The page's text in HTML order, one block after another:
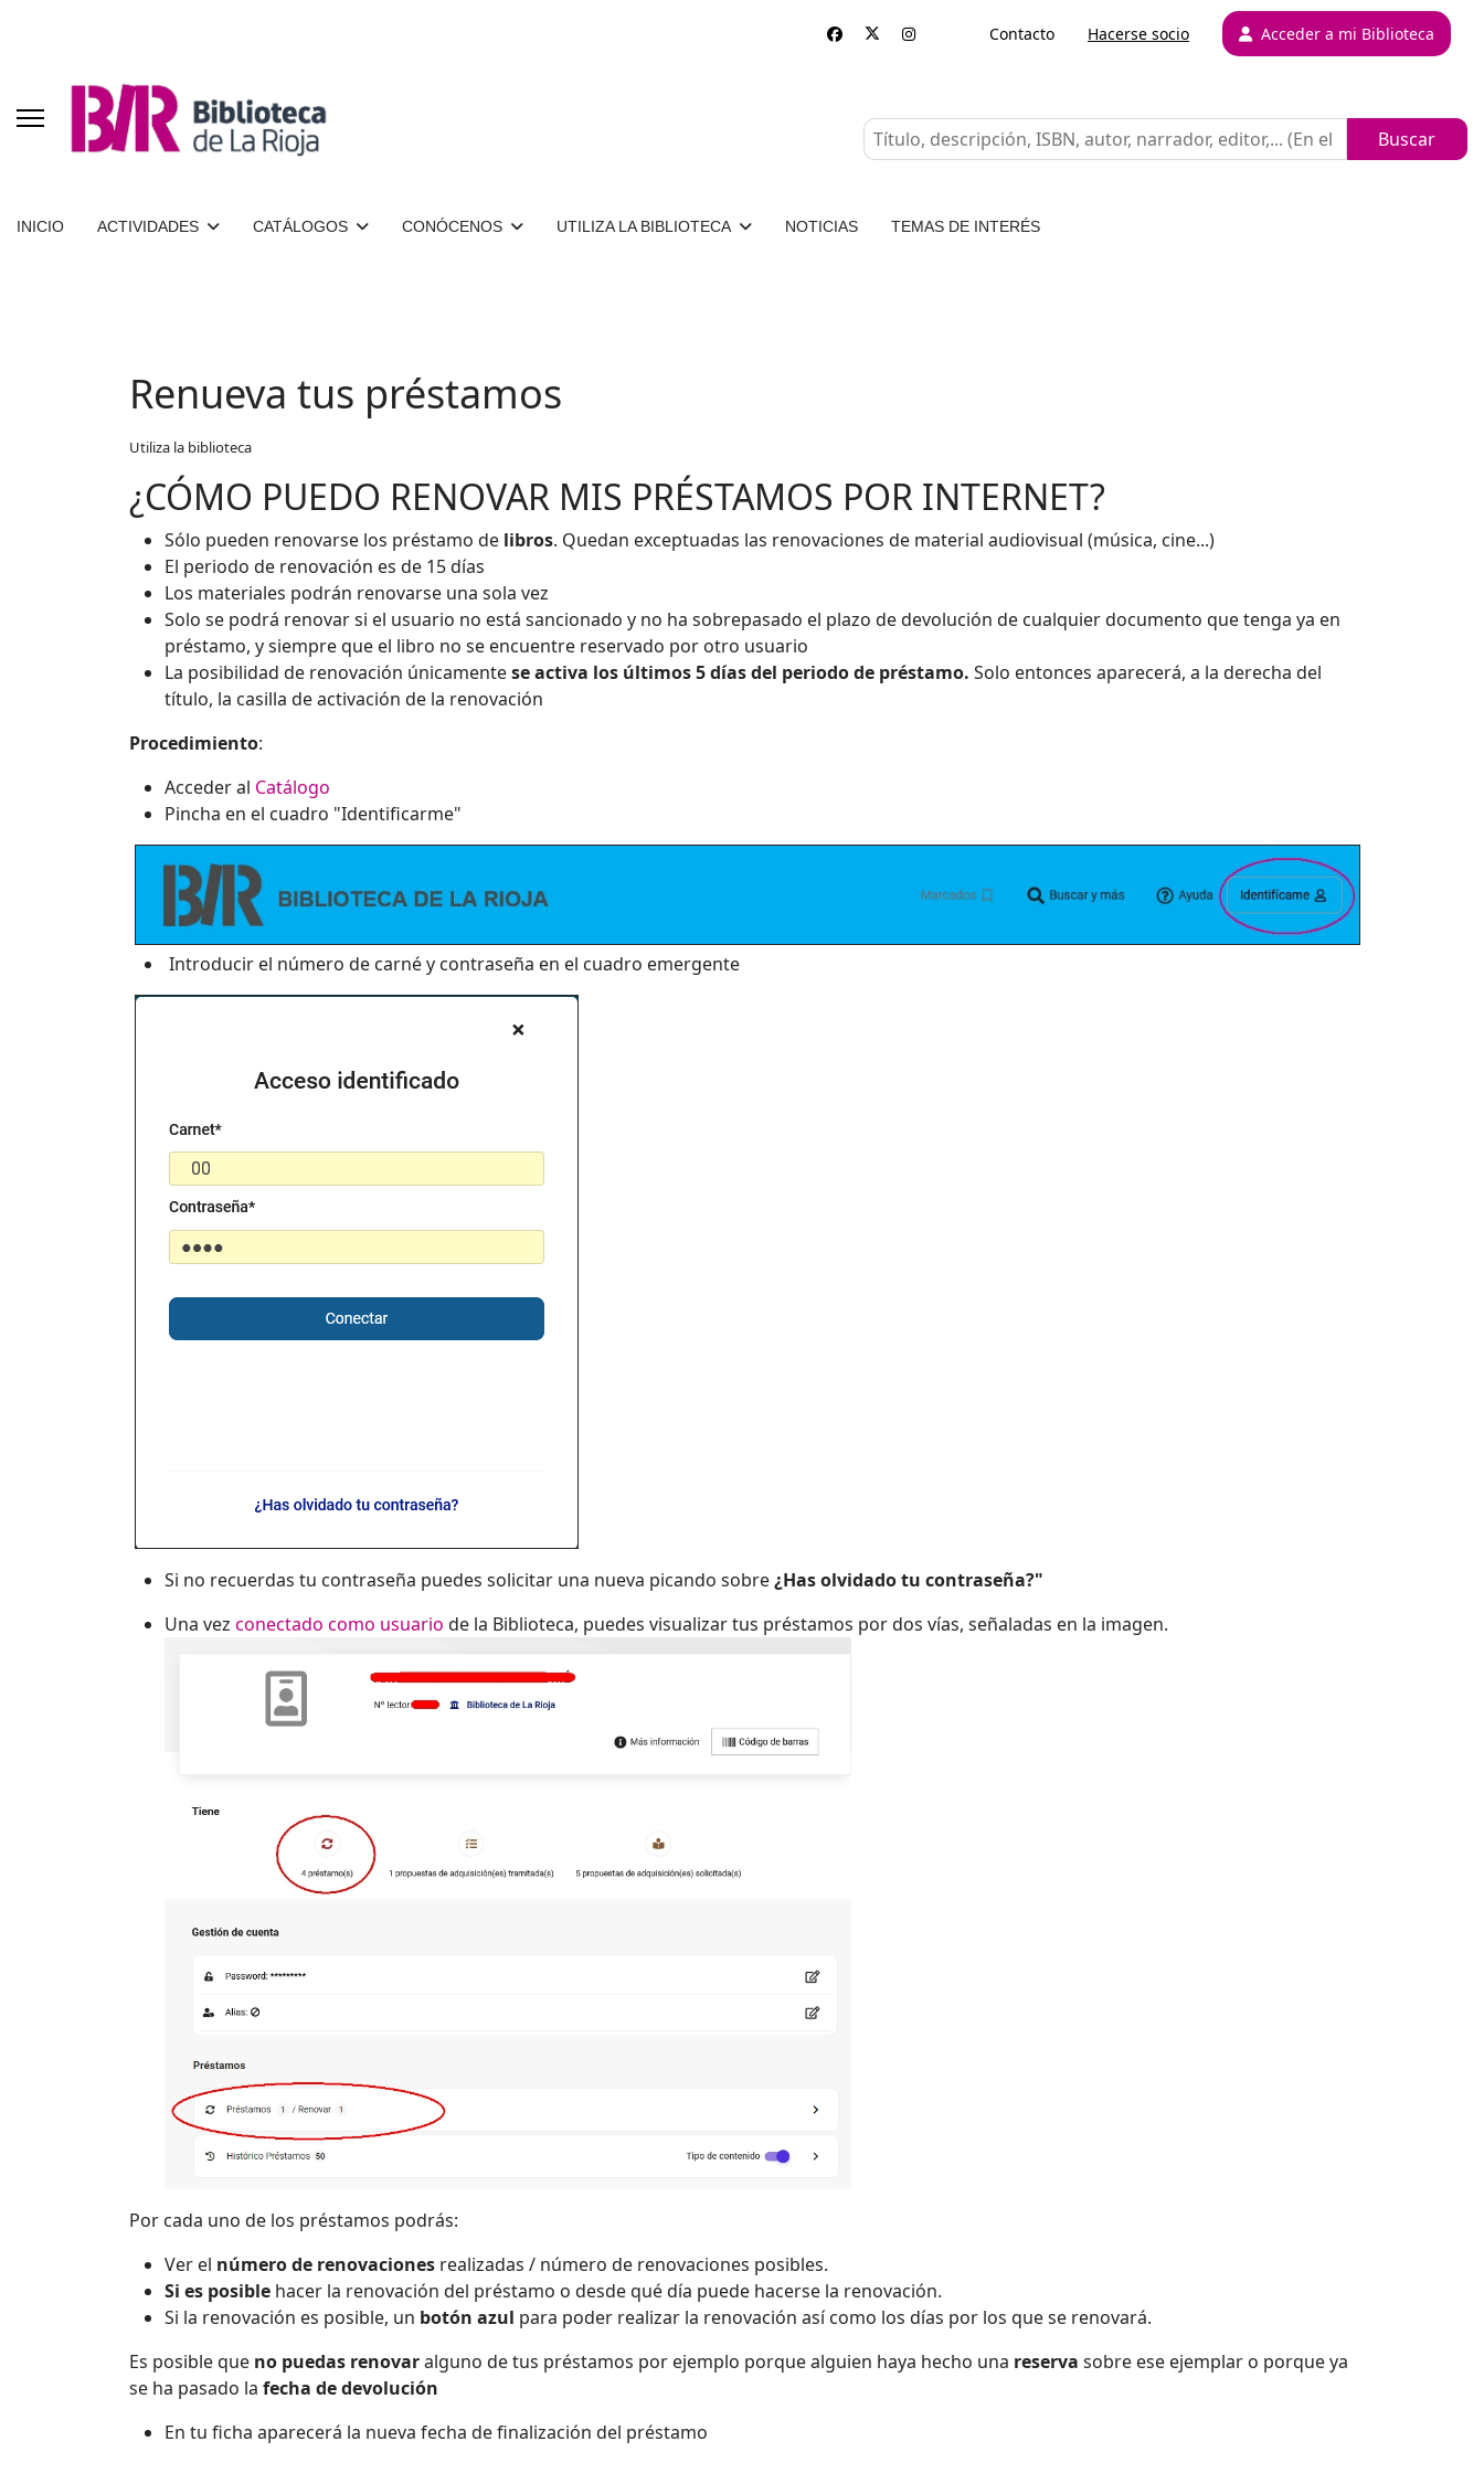
Contacto Hacerse socio Acceder a mi Biblioteca
INICIO ACTIVIDADES CATÁLOGOS CONÓCENOS UTILIZA LA BIBLIOTECA NOTICIAS TEMAS DE INTERÉS
Renueva tus préstamos
Utiliza la biblioteca
¿CÓMO PUEDO RENOVAR MIS PRÉSTAMOS POR INTERNET?
Sólo pueden renovarse los préstamo de libros. Quedan exceptuadas las renovaciones de material audiovisual (música, cine...)
El periodo de renovación es de 15 días
Los materiales podrán renovarse una sola vez
Solo se podrá renovar si el usuario no está sancionado y no ha sobrepasado el plazo de devolución de cualquier documento que tenga ya en
préstamo, y siempre que el libro no se encuentre reservado por otro usuario
La posibilidad de renovación únicamentese activa los últimos 5 días del periodo de préstamo. Solo entonces aparecerá, a la derecha del
título, la casilla de activación de la renovación
Procedimiento:
Acceder al Catálogo
Pincha en el cuadro "Identificarme"
Introducir el número de carné y contraseña en el cuadro emergente
Si no recuerdas tu contraseña puedes solicitar una nueva picando sobre¿Has olvidado tu contraseña?"
Una vez conectado como usuario de la Biblioteca, puedes visualizar tus préstamos por dos vías, señaladas en la imagen.
Por cada uno de los préstamos podrás:
Ver el número de renovaciones realizadas / número de renovaciones posibles.
Si es posible hacer la renovación del préstamo o desde qué día puede hacerse la renovación.
Si la renovación es posible, un botón azul para poder realizar la renovación así como los días por los que se renovará.
Es posible que no puedas renovaralguno de tus préstamos por ejemplo porque alguien haya hecho una reserva sobre ese ejemplar o porque ya
se ha pasado la fecha de devolución
En tu ficha aparecerá la nueva fecha de finalización del préstamo